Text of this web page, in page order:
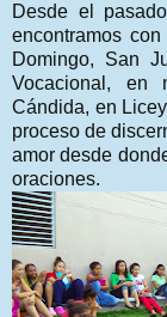
Desde el
encontramos
Domingo, San
Vocacional, en
Cándida, en
proceso de
amor desde
oraciones.